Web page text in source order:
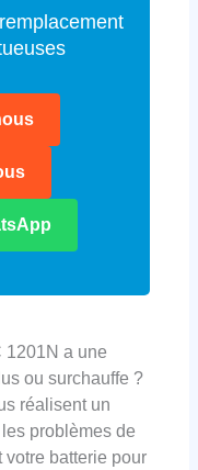
1201N a une
ou surchauffe ?
réalisent un
problèmes de
votre batterie pour